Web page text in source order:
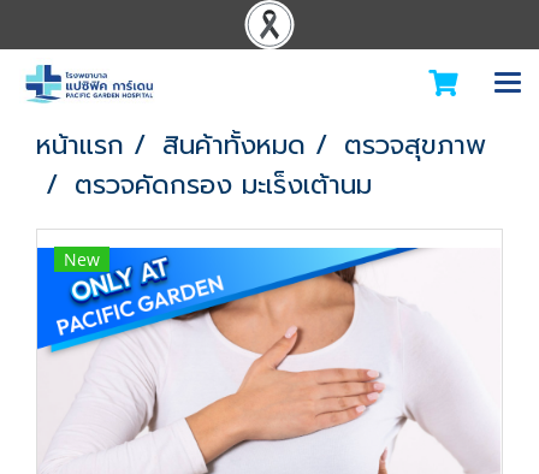
หน้าแรก สินค้าทั้งหมด
ตรวจสุขภาพ
ตรวจคัดกรอง มะเร็งเต้านม
New